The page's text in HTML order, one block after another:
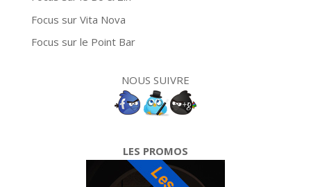
Focus sur Vita Nova
Focus sur le Point Bar
NOUS SUIVRE
LES PROMOS